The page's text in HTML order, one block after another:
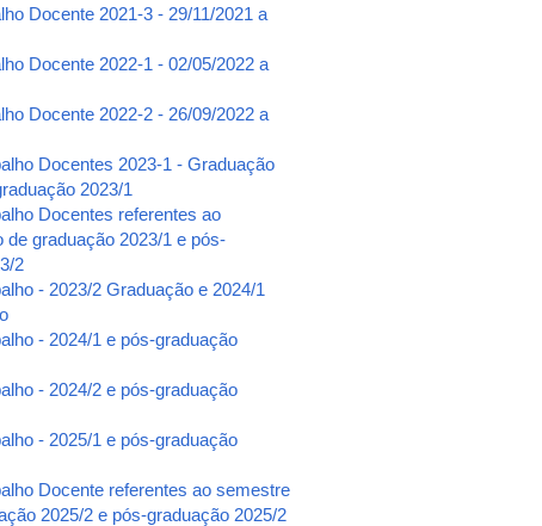
Docente 2021-3 - 29/11/2021 a
Docente 2022-1 - 02/05/2022 a
Docente 2022-2 - 26/09/2022 a
Docentes 2023-1 - Graduação
2023/1
Docentes referentes ao
de graduação 2023/1 e pós-
2
- 2023/2 Graduação e 2024/1
- 2024/1 e pós-graduação
- 2024/2 e pós-graduação
- 2025/1 e pós-graduação
Docente referentes ao semestre
2025/2 e pós-graduação 2025/2